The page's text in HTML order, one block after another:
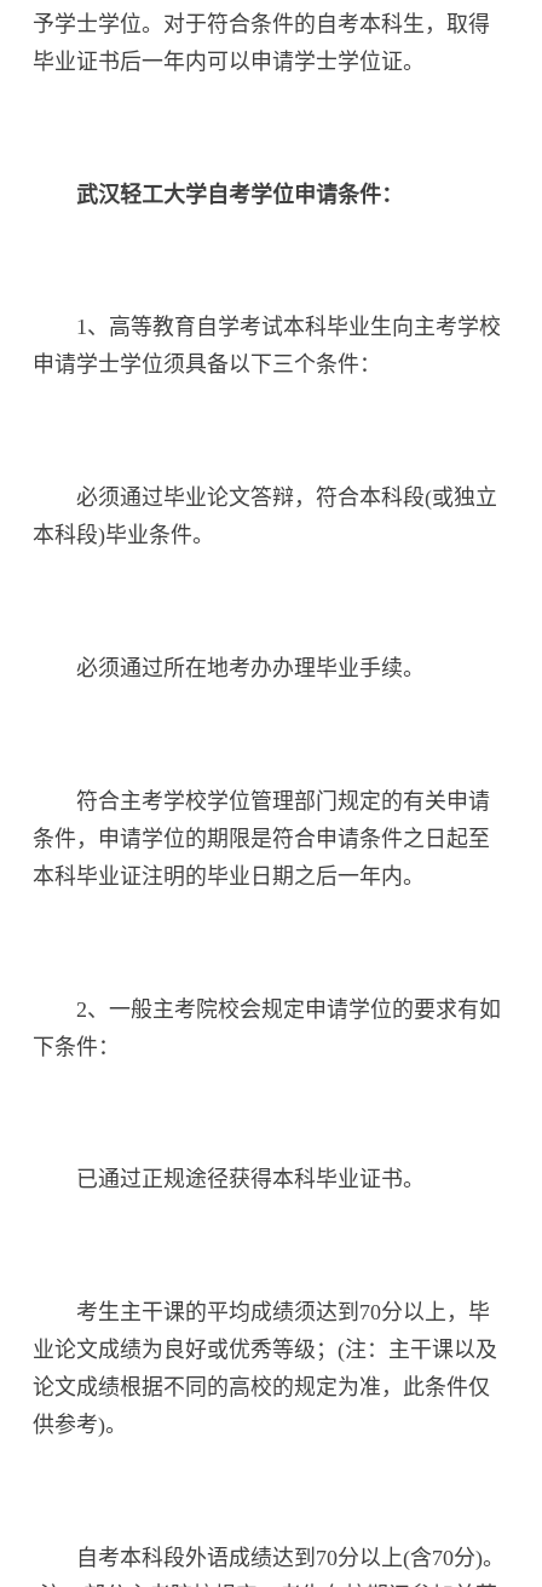
予学士学位。对于符合条件的自考本科生，取得
毕业证书后一年内可以申请学士学位证。
武汉轻工大学自考学位申请条件：
1、高等教育自学考试本科毕业生向主考学校
申请学士学位须具备以下三个条件：
必须通过毕业论文答辩，符合本科段(或独立
本科段)毕业条件。
必须通过所在地考办办理毕业手续。
符合主考学校学位管理部门规定的有关申请
条件，申请学位的期限是符合申请条件之日起至
本科毕业证注明的毕业日期之后一年内。
2、一般主考院校会规定申请学位的要求有如
下条件：
已通过正规途径获得本科毕业证书。
考生主干课的平均成绩须达到70分以上，毕
业论文成绩为良好或优秀等级；(注：主干课以及
论文成绩根据不同的高校的规定为准，此条件仅
供参考)。
自考本科段外语成绩达到70分以上(含70分)。